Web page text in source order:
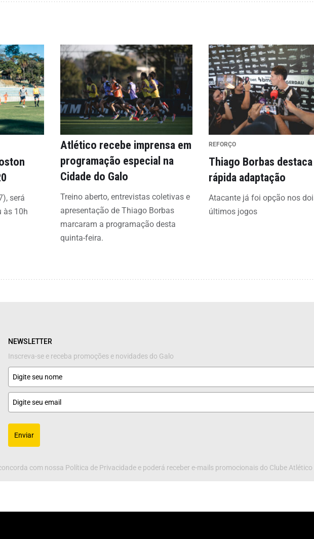
será
às 10h
Atlético recebe imprensa em
programação especial na
Cidade do Galo
Treino aberto, entrevistas coletivas e
apresentação de Thiago Borbas
marcaram a programação desta
quinta-feira.
REFORÇO
Thiago Borbas destaca
rápida adaptação
Atacante já foi opção nos
últimos jogos
NEWSLETTER
Inscreva-se e receba promoções e novidades do Galo
Enviar
com nossa Política de Privacidade e poderá receber e-mails promocionais do Clube